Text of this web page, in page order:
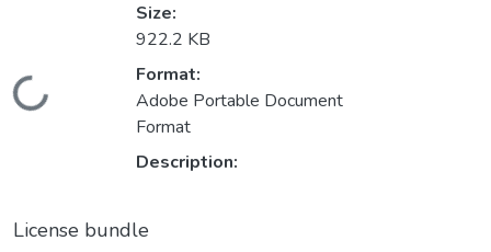
Loading...
Size:
922.2 KB
Format:
Adobe Portable Document
Format
Description:
License bundle